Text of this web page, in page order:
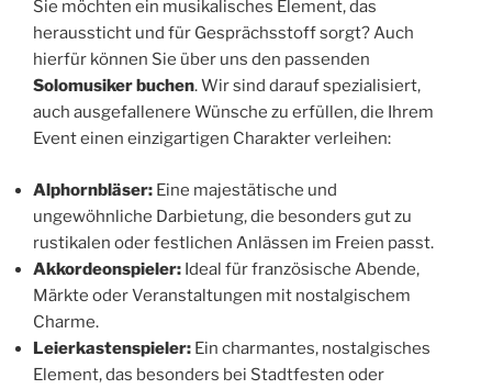
Sie möchten ein musikalisches Element, das
heraussticht und für Gesprächsstoff sorgt? Auch
hierfür können Sie über uns den passenden
Solomusiker buchen. Wir sind darauf spezialisiert,
auch ausgefallenere Wünsche zu erfüllen, die Ihrem
Event einen einzigartigen Charakter verleihen:
Alphornbläser: Eine majestätische und
ungewöhnliche Darbietung, die besonders gut zu
rustikalen oder festlichen Anlässen im Freien passt.
Akkordeonspieler: Ideal für französische Abende,
Märkte oder Veranstaltungen mit nostalgischem
Charme.
Leierkastenspieler: Ein charmantes, nostalgisches
Element, das besonders bei Stadtfesten oder